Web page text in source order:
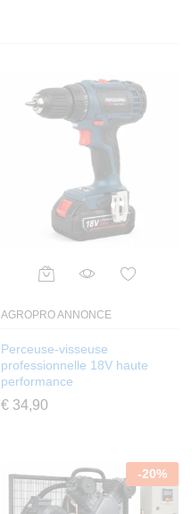
AGROPRO ANNONCE
Perceuse-visseuse
professionnelle 18V haute
performance
€ 34,90
-20%